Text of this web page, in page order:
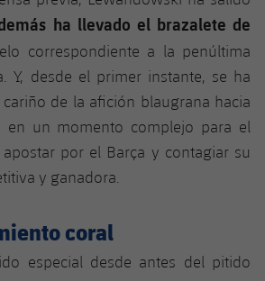
Changers
ha llevado el brazalete de
correspondiente a la penúltima
Y, desde el primer instante, se ha
de la afición blaugrana hacia
en un momento complejo para el
por el Barça y contagiar su
y ganadora.
coral
especial desde antes del pitido